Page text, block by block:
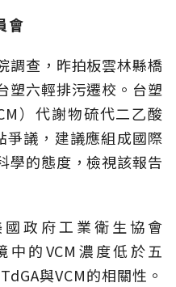
會
調查，昨拍板雲林縣橋
塑六輕排污遷校。台塑
）代謝物硫代二乙酸
爭議，建議應組成國際
學的態度，檢視該報告
政府工業衛生協會
中的VCM濃度低於五
與VCM的相關性。